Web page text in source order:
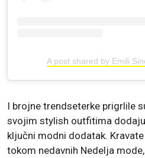
A post shared by Emili
I brojne trendseterke prigrlile
svojim stylish outfitima
ključni modni dodatak.
tokom nedavnih Nedelja